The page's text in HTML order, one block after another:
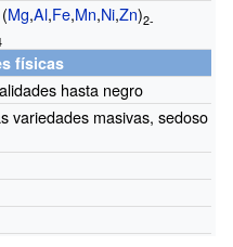
Mg,Al,Fe,Mn,Ni,Zn)2-
físicas
hasta negro
variedades masivas, sedoso